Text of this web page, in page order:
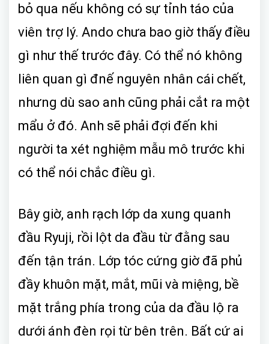
bỏ qua nếu không có sự tỉnh táo của
viên trợ lý. Ando chưa bao giờ thấy điều
gì như thế trước đây. Có thể nó không
liên quan gì đnế nguyên nhân cái chết,
nhưng dù sao anh cũng phải cắt ra một
mẩu ở đó. Anh sẽ phải đợi đến khi
người ta xét nghiệm mẫu mô trước khi
có thể nói chắc điều gì.
Bây giờ, anh rạch lớp da xung quanh
đầu Ryuji, rồi lột da đầu từ đằng sau
đến tận trán. Lớp tóc cứng giờ đã phủ
đầy khuôn mặt, mắt, mũi và miệng, bề
mặt trắng phía trong của da đầu lộ ra
dưới ánh đèn rọi từ bên trên. Bất cứ ai